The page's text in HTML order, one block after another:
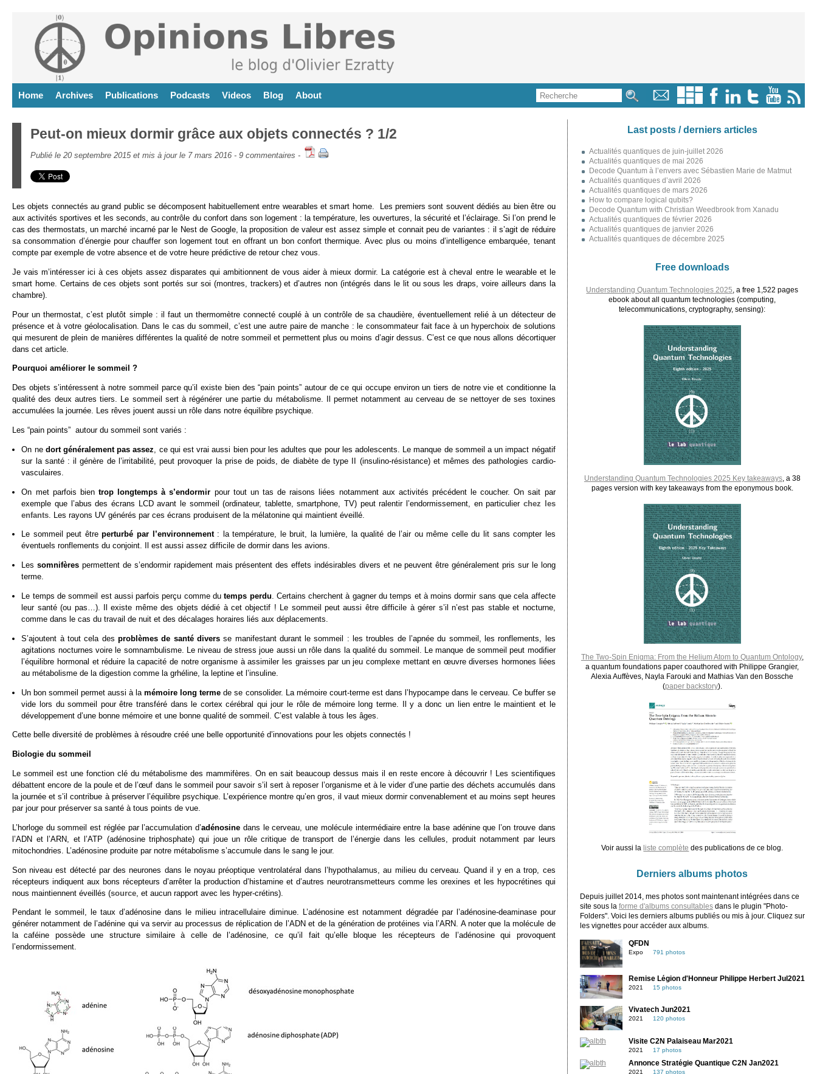
Home Archives Publications Podcasts Videos Blog About
Peut-on mieux dormir grâce aux objets connectés ? 1/2
Publié le 20 septembre 2015 et mis à jour le 7 mars 2016 - 9 commentaires -
Les objets connectés au grand public se décomposent habituellement entre wearables et smart home. Les premiers sont souvent dédiés au bien être ou
aux activités sportives et les seconds, au contrôle du confort dans son logement : la température, les ouvertures, la sécurité et l’éclairage. Si l’on prend le
cas des thermostats, un marché incarné par le Nest de Google, la proposition de valeur est assez simple et connait peu de variantes : il s’agit de réduire
sa consommation d’énergie pour chauffer son logement tout en offrant un bon confort thermique. Avec plus ou moins d’intelligence embarquée, tenant
compte par exemple de votre absence et de votre heure prédictive de retour chez vous.
Je vais m’intéresser ici à ces objets assez disparates qui ambitionnent de vous aider à mieux dormir. La catégorie est à cheval entre le wearable et le
smart home. Certains de ces objets sont portés sur soi (montres, trackers) et d’autres non (intégrés dans le lit ou sous les draps, voire ailleurs dans la
chambre).
Pour un thermostat, c’est plutôt simple : il faut un thermomètre connecté couplé à un contrôle de sa chaudière, éventuellement relié à un détecteur de
présence et à votre géolocalisation. Dans le cas du sommeil, c’est une autre paire de manche : le consommateur fait face à un hyperchoix de solutions
qui mesurent de plein de manières différentes la qualité de notre sommeil et permettent plus ou moins d’agir dessus. C’est ce que nous allons décortiquer
dans cet article.
Pourquoi améliorer le sommeil ?
Des objets s’intéressent à notre sommeil parce qu’il existe bien des “pain points” autour de ce qui occupe environ un tiers de notre vie et conditionne la
qualité des deux autres tiers. Le sommeil sert à régénérer une partie du métabolisme. Il permet notamment au cerveau de se nettoyer de ses toxines
accumulées la journée. Les rêves jouent aussi un rôle dans notre équilibre psychique.
Les “pain points” autour du sommeil sont variés :
On ne dort généralement pas assez , ce qui est vrai aussi bien pour les adultes que pour les adolescents. Le manque de sommeil a un impact négatif
sur la santé : il génère de l’irritabilité, peut provoquer la prise de poids, de diabète de type II (insulino-résistance) et mêmes des pathologies cardio-
vasculaires.
On met parfois bien trop longtemps à s’endormir pour tout un tas de raisons liées notamment aux activités précédent le coucher. On sait par
exemple que l’abus des écrans LCD avant le sommeil (ordinateur, tablette, smartphone, TV) peut ralentir l’endormissement, en particulier chez les
enfants . Les rayons UV générés par ces écrans produisent de la mélatonine qui maintient éveillé.
Le sommeil peut êtreperturbé par l’environnement : la température, le bruit, la lumière, la qualité de l’air ou même celle du lit sans compter les
éventuels ronflements du conjoint. Il est aussi assez difficile de dormir dans les avions.
Lessomnifèrespermettent de s’endormir rapidement mais présentent des effets indésirables divers et ne peuvent être généralement pris sur le long
terme.
Le temps de sommeil est aussi parfois perçu comme dutemps perdu . Certains cherchent à gagner du temps et à moins dormir sans que cela affecte
leur santé (ou pas…). Il existe même des objets dédié à cet objectif ! Le sommeil peut aussi être difficile à gérer s’il n’est pas stable et nocturne,
comme dans le cas du travail de nuit et des décalages horaires liés aux déplacements.
S’ajoutent à tout cela des problèmes de santé diversse manifestant durant le sommeil : les troubles de l’apnée du sommeil, les ronflements, les
agitations nocturnes voire le somnambulisme. Le niveau de stress joue aussi un rôle dans la qualité du sommeil. Le manque de sommeil peut modifier
l’équilibre hormonal et réduire la capacité de notre organisme à assimiler les graisses par un jeu complexe mettant en œuvre diverses hormones liées
au métabolisme de la digestion comme la grhéline, la leptine et l’insuline.
Un bon sommeil permet aussi à lamémoire long terme de se consolider. La mémoire court-terme est dans l’hypocampe dans le cerveau. Ce buffer se
vide lors du sommeil pour être transféré dans le cortex cérébral qui jour le rôle de mémoire long terme. Il y a donc un lien entre le maintient et le
développement d’une bonne mémoire et une bonne qualité de sommeil. C’est valable à tous les âges.
Cette belle diversité de problèmes à résoudre créé une belle opportunité d’innovations pour les objets connectés !
Biologie du sommeil
Le sommeil est une fonction clé du métabolisme des mammifères. On en sait beaucoup dessus mais il en reste encore à découvrir ! Les scientifiques
débattent encore de la poule et de l’œuf dans le sommeil pour savoir s’il sert à reposer l’organisme et à le vider d’une partie des déchets accumulés dans
la journée et s’il contribue à préserver l’équilibre psychique. L’expérience montre qu’en gros, il vaut mieux dormir convenablement et au moins sept heures
par jour pour préserver sa santé à tous points de vue.
L’horloge du sommeil est réglée par l’accumulation d’adénosine dans le cerveau, une molécule intermédiaire entre la base adénine que l’on trouve dans
l’ADN et l’ARN, et l’ATP (adénosine triphosphate) qui joue un rôle critique de transport de l’énergie dans les cellules, produit notamment par leurs
mitochondries. L’adénosine produite par notre métabolisme s’accumule dans le sang le jour.
Son niveau est détecté par des neurones dans le noyau préoptique ventrolatéral dans l’hypothalamus, au milieu du cerveau. Quand il y en a trop, ces
récepteurs indiquent aux bons récepteurs d’arrêter la production d’histamine et d’autres neurotransmetteurs comme les orexines et les hypocrétines qui
nous maintiennent éveillés (source , et aucun rapport avec les hyper-crétins).
Pendant le sommeil, le taux d’adénosine dans le milieu intracellulaire diminue. L’adénosine est notamment dégradée par l’adénosine-deaminase pour
générer notamment de l’adénine qui va servir au processus de réplication de l’ADN et de la génération de protéines via l’ARN. A noter que la molécule de
la caféine possède une structure similaire à celle de l’adénosine, ce qu’il fait qu’elle bloque les récepteurs de l’adénosine qui provoquent
l’endormissement.
Last posts / derniers articles
Actualités quantiques de juin-juillet 2026
Actualités quantiques de mai 2026
Decode Quantum à l’envers avec Sébastien Marie de Matmut
Actualités quantiques d’avril 2026
Actualités quantiques de mars 2026
How to compare logical qubits?
Decode Quantum with Christian Weedbrook from Xanadu
Actualités quantiques de février 2026
Actualités quantiques de janvier 2026
Actualités quantiques de décembre 2025
Free downloads
Understanding Quantum Technologies 2025 , a free 1,522 pages
ebook about all quantum technologies (computing,
telecommunications, cryptography, sensing):
Understanding Quantum Technologies 2025 Key takeaways, a 38
pages version with key takeaways from the eponymous book.
The Two-Spin Enigma: From the Helium Atom to Quantum Ontology,
a quantum foundations paper coauthored with Philippe Grangier,
Alexia Auffèves, Nayla Farouki and Mathias Van den Bossche
(paper backstory).
Voir aussi la liste complète des publications de ce blog.
Derniers albums photos
Depuis juillet 2014, mes photos sont maintenant intégrées dans ce
site sous la forme d'albums consultablesdans le plugin "Photo-
Folders". Voici les derniers albums publiés ou mis à jour. Cliquez sur
les vignettes pour accéder aux albums.
QFDN
Expo 791 photos
Remise Légion d'Honneur Philippe Herbert Jul2021
2021 15 photos
Vivatech Jun2021
2021 120 photos
Visite C2N Palaiseau Mar2021
2021 17 photos
Annonce Stratégie Quantique C2N Jan2021
2021 137 photos